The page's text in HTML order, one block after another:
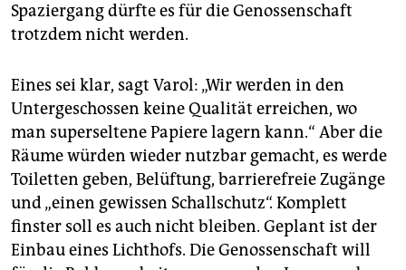
Spaziergang dürfte es für die Genossenschaft
trotzdem nicht werden.
Eines sei klar, sagt Varol: „Wir werden in den
Untergeschossen keine Qualität erreichen, wo
man superseltene Papiere lagern kann.“ Aber die
Räume würden wieder nutzbar gemacht, es werde
Toiletten geben, Belüftung, barrierefreie Zugänge
und „einen gewissen Schallschutz“. Komplett
finster soll es auch nicht bleiben. Geplant ist der
Einbau eines Lichthofs. Die Genossenschaft will